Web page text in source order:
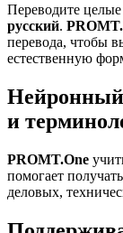
Переводите
русский.
перевода, чтобы
естественную
Нейронный
и
PROMT.One
помогает
деловых,